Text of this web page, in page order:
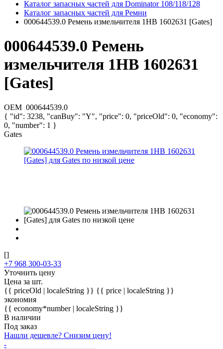
Каталог запасных частей для Dominator 108/118/128
Каталог запасных частей для Ремни
000644539.0 Ремень измельчителя 1НВ 1602631 [Gates]
000644539.0 Ремень
измельчителя 1НВ 1602631
[Gates]
OEM 000644539.0
{ "id": 3238, "canBuy": "Y", "price": 0, "priceOld": 0, "economy":
0, "number": 1 }
Gates
[]
+7 968 300-03-33
Уточнить цену
Цена за шт.
{{ priceOld | localeString }} {{ price | localeString }}
экономия
{{ economy*number | localeString }}
В наличии
Под заказ
Нашли дешевле? Снизим цену!
-